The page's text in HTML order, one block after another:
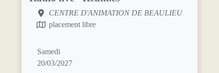
CENTRE D'ANIMATION DE BEAULIEU
placement libre
Samedi
20/03/2027